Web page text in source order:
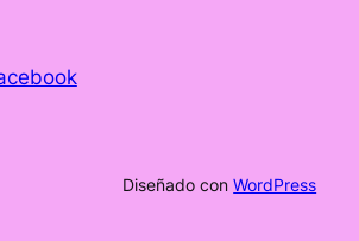
Diseñado conWordPress